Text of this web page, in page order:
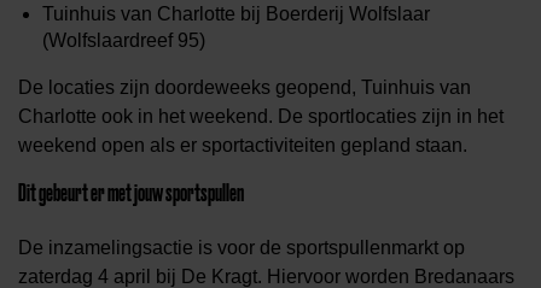
Tuinhuis van Charlotte bij Boerderij Wolfslaar
(Wolfslaardreef 95)
De locaties zijn doordeweeks geopend, Tuinhuis van
Charlotte ook in het weekend. De sportlocaties zijn in het
weekend open als er sportactiviteiten gepland staan.
Dit gebeurt er met jouw sportspullen
De inzamelingsactie is voor de sportspullenmarkt op
zaterdag 4 april bij De Kragt. Hiervoor worden Bredanaars